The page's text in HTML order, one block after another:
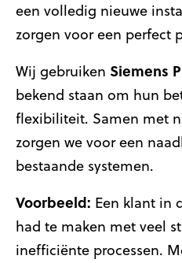
een volledig nieuwe
zorgen voor een perfect
Wij gebruiken Siemens
bekend staan om hun
flexibiliteit. Samen met
zorgen we voor een
bestaande systemen.
Voorbeeld: Een klant in
had te maken met veel
inefficiënte processen.